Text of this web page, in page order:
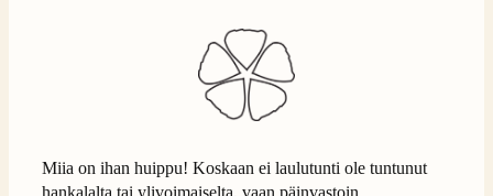
Miia on ihan huippu! Koskaan ei laulutunti ole tuntunut